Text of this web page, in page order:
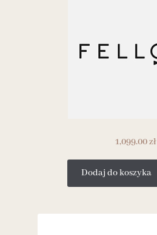
1,099.00zł
Dodaj do koszyka